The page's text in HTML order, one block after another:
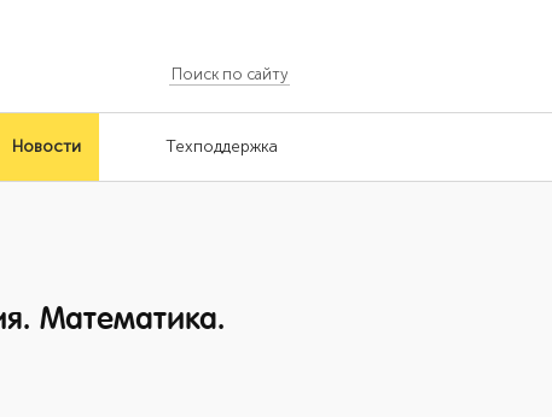
Новости Техподдержка
Математика.